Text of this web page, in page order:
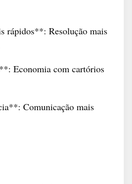
rápidos**: Resolução mais
Economia com cartórios
Comunicação mais